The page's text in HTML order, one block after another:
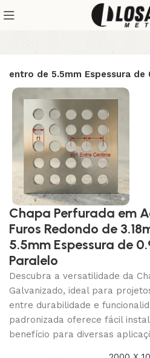
de 5.5mm Espessura
Chapa Perfurada em
Furos Redondo de
5.5mm Espessura de
Paralelo
Descubra a versatilidade da
Galvanizado, ideal para
entre durabilidade e
padronizada oferece fácil
benefício para diversas